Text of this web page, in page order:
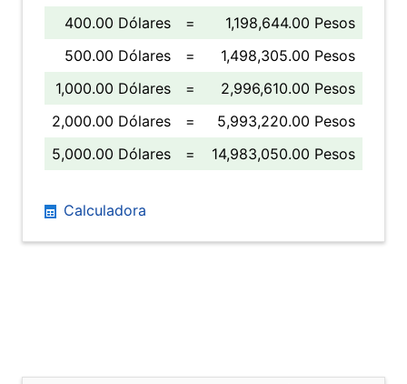
400.00 Dólares
=
1,198,644.00 Pesos
500.00 Dólares
=
1,498,305.00 Pesos
1,000.00 Dólares
=
2,996,610.00 Pesos
2,000.00 Dólares
=
5,993,220.00 Pesos
5,000.00 Dólares
= 14,983,050.00 Pesos
Calculadora